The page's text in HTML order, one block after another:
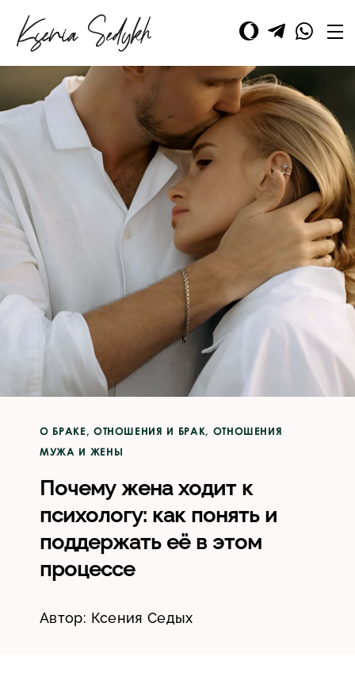
О БРАКЕ, ОТНОШЕНИЯ И БРАК, ОТНОШЕНИЯ
МУЖА И ЖЕНЫ
Почему жена ходит к
психологу: как понять и
поддержать её в этом
процессе
Автор: Ксения Седых